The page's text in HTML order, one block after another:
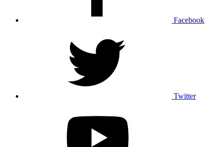
Facebook
Twitter